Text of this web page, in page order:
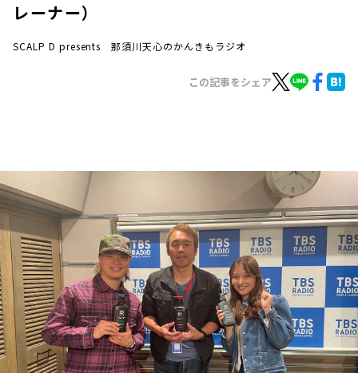
お知らせ
イベント・グッズ
YouTube
会社情報
レーナー）
SCALP D presents 那須川天心のかんきもラジオ
この記事をシェア